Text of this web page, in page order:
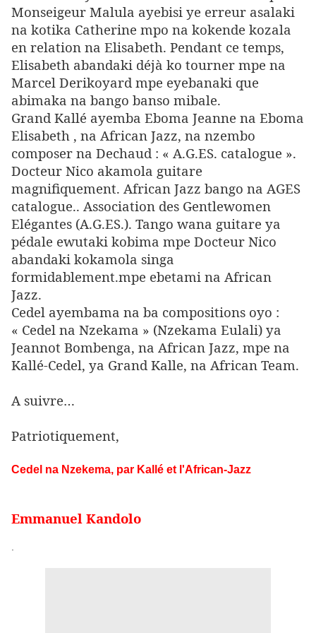
Monseigeur Malula ayebisi ye erreur asalaki
na kotika Catherine mpo na kokende kozala
en relation na Elisabeth. Pendant ce temps,
Elisabeth abandaki déjà ko tourner mpe na
Marcel Derikoyard mpe eyebanaki que
abimaka na bango banso mibale.
Grand Kallé ayemba Eboma Jeanne na Eboma
Elisabeth , na African Jazz, na nzembo
composer na Dechaud : « A.G.ES. catalogue ».
Docteur Nico akamola guitare
magnifiquement. African Jazz bango na AGES
catalogue.. Association des Gentlewomen
Elégantes (A.G.ES.). Tango wana guitare ya
pédale ewutaki kobima mpe Docteur Nico
abandaki kokamola singa
formidablement.mpe ebetami na African
Jazz.
Cedel ayembama na ba compositions oyo :
« Cedel na Nzekama » (Nzekama Eulali) ya
Jeannot Bombenga, na African Jazz, mpe na
Kallé-Cedel, ya Grand Kalle, na African Team.
A suivre…
Patriotiquement,
Cedel na Nzekema, par Kallé et l'African-Jazz
Emmanuel Kandolo